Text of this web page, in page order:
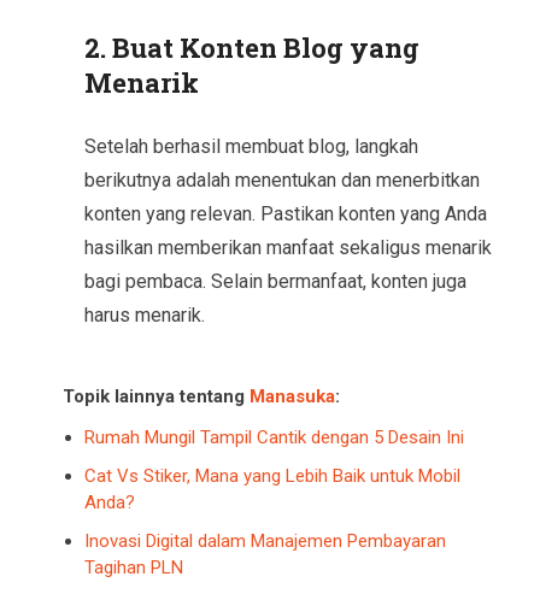
2. Buat Konten Blog yang
Menarik
Setelah berhasil membuat blog, langkah
berikutnya adalah menentukan dan menerbitkan
konten yang relevan. Pastikan konten yang Anda
hasilkan memberikan manfaat sekaligus menarik
bagi pembaca. Selain bermanfaat, konten juga
harus menarik.
Topik lainnya tentang Manasuka:
Rumah Mungil Tampil Cantik dengan 5 Desain Ini
Cat Vs Stiker, Mana yang Lebih Baik untuk Mobil
Anda?
Inovasi Digital dalam Manajemen Pembayaran
Tagihan PLN